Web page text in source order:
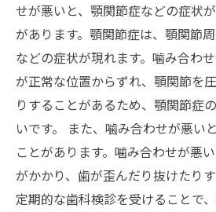
せが悪いと、顎関節症などの症状
があります。顎関節症は、顎関節
などの症状が現れます。噛み合わ
が正常な位置からずれ、顎関節を
りすることがあるため、顎関節症
いです。 また、噛み合わせが悪い
ことがあります。噛み合わせが悪
がかかり、歯が歪んだり抜けたりす
定期的な歯科検診を受けることで